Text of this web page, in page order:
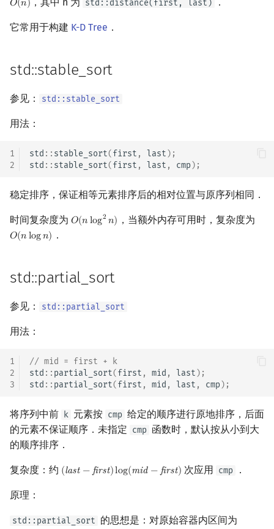
𝑂(𝑛)
O(n) std::distance(first, last)
它常用于构建 K-D Tree ．
std::stable_sort
参见： std::stable_sort
用法：
1
2
std :: stable_sort(first , last);
std :: stable_sort(first , last , cmp);
稳定排序，保证相等元素排序后的相对位置与原序列相同．
时间复杂度为 𝑂(𝑛log2 𝑛)
O(nlog2n) ，当额外内存可用时，复杂度为
𝑂(𝑛log𝑛)
O(nlogn) ．
std::partial_sort
参见： std::partial_sort
用法：
1
2
3
// mid = first + k
std :: partial_sort(first , mid , last);
std :: partial_sort(first , mid , last , cmp);
将序列中前 k 元素按 cmp 给定的顺序进行原地排序，后面
的元素不保证顺序．未指定 cmp 函数时，默认按从小到大
的顺序排序．
复杂度：约 (last −first)log(mid −first)
(last −first)log(mid−first) 次应用 cmp ．
原理：
std::partial_sort 的思想是：对原始容器内区间为